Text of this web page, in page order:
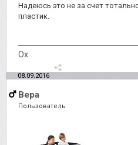
Надеюсь это не за счет
пластик.
Ох
08.09.2016
Вера
Пользователь